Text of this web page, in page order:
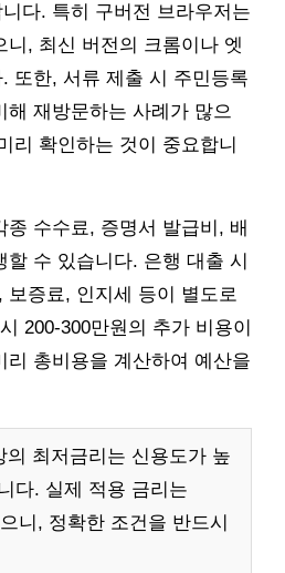
다. 특히 구버전 브라우저는
니, 최신 버전의 크롬이나 엣
또한, 서류 제출 시 주민등록
해 재방문하는 사례가 많으
리 확인하는 것이 중요합니
종 수수료, 증명서 발급비, 배
수 있습니다. 은행 대출 시
보증료, 인지세 등이 별도로
200-300만원의 추가 비용이
리 총비용을 계산하여 예산을
의 최저금리는 신용도가 높
다. 실제 적용 금리는
니, 정확한 조건을 반드시